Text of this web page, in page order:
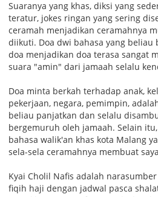
Suaranya yang khas, diksi yang
teratur, jokes ringan yang sering
ceramah menjadikan ceramahnya
diikuti. Doa dwi bahasa yang beliau
doa menjadikan doa terasa sangat
suara "amin" dari jamaah selalu
Doa minta berkah terhadap anak,
pekerjaan, negara, pemimpin,
beliau panjatkan dan selalu
bergemuruh oleh jamaah. Selain
bahasa walik'an khas kota Malang
sela-sela ceramahnya membuat
Kyai Cholil Nafis adalah
fiqih haji dengan jadwal pasca